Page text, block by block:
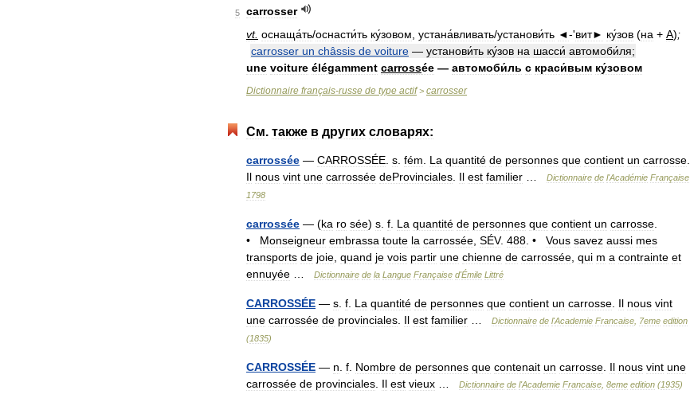
5
carrosser
vt. оснаща́ть/оснасти́ть ку́зовом устана́вливать/установи́ть ◄-'вит► ку́зов (на + A);
carrosser un châssis de voiture — установи́ть ку́зов на шасси́ автомоби́ля;
une voiture élégamment carrossée — автомоби́ль с краси́вым ку́зовом
Dictionnaire français-russe de type actif> carrosser
См. также в других словарях:
carrossée — CARROSSÉE s fém La quantité de personnes que contient un carrosse
Il nous vint une carrossée deProvinciales Il est familier Dictionnaire de l'Académie Française
1798
carrossée — (ka ro sée) s f La quantité de personnes que contient un carrosse
• Monseigneur embrassa toute la carrossée SÉV. 488 . • Vous savez aussi mes
transports de joie quand je vois partir une chienne de carrossée qui m a contrainte et
ennuyée
Dictionnaire de la Langue Française d'Émile Littré
CARROSSÉE — s f La quantité de personnes que contient un carrosse Il nous vint
une carrossée de provinciales Il est familier Dictionnaire de l'Academie Francaise 7eme edition
(1835)
CARROSSÉE — n f Nombre de personnes que contenait un carrosse Il nous vint une
carrossée de provinciales Il est vieux Dictionnaire de l'Academie Francaise 8eme edition (1935)